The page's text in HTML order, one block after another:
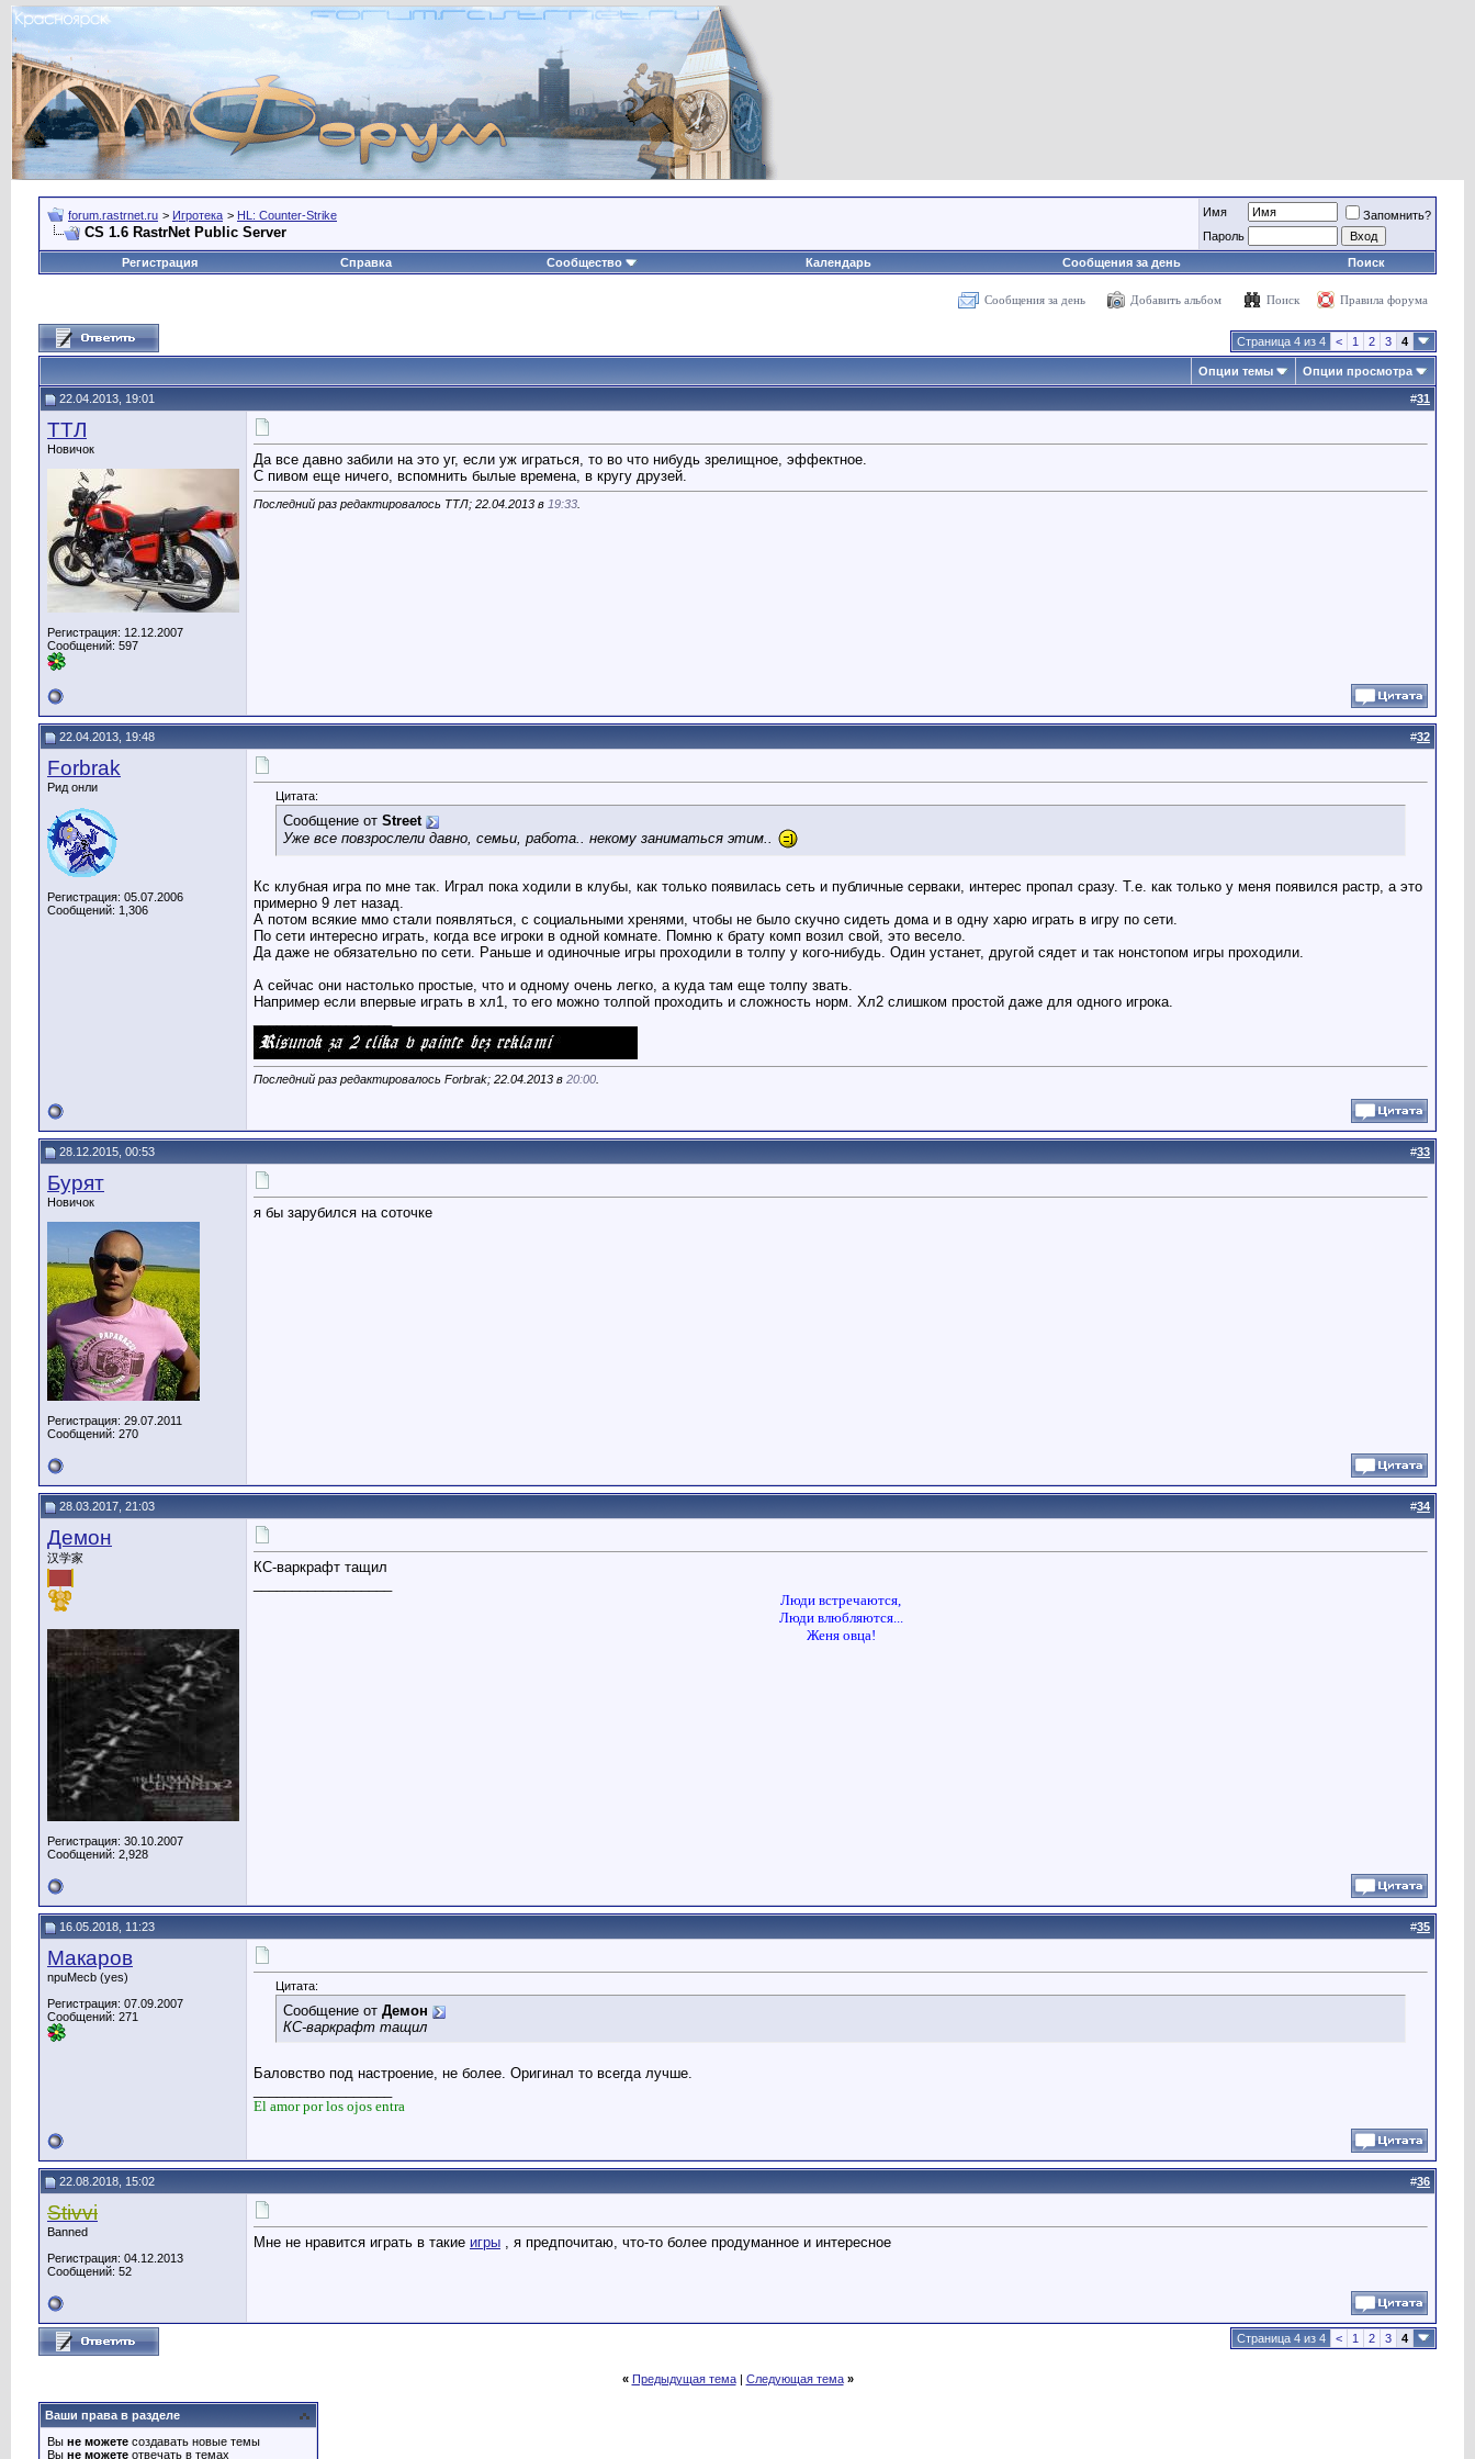
forum.rastrnet.ru > Игротека > HL: Counter-Strike
CS 1.6 RastrNet Public Server
Имя
Запомнить?
Пароль
Регистрация
Справка Сообщество Календарь Сообщения за день Поиск
Сообщения за день Добавить альбом Поиск Правила форума
Страница 4 из 4 < 1 2 3 4
Опции темы Опции просмотра
22.04.2013, 19:01 #31
TTЛ
Новичок
Регистрация: 12.12.2007
Сообщений: 597
Да все давно забили на это уг, если уж играться, то во что нибудь зрелищное, эффектное.
С пивом еще ничего, вспомнить былые времена, в кругу друзей.
Последний раз редактировалось TTЛ; 22.04.2013 в 19:33
22.04.2013, 19:48 #32
Forbrak
Рид онли
Регистрация: 05.07.2006
Сообщений: 1,306
Цитата:
Сообщение от Street
Уже все повзрослели давно, семьи, работа.. некому заниматься этим..
Кс клубная игра по мне так. Играл пока ходили в клубы, как только появилась сеть и публичные серваки, интерес пропал сразу. Т.е. как только у меня появился растр, а это
примерно 9 лет назад.
А потом всякие ммо стали появляться, с социальными хренями, чтобы не было скучно сидеть дома и в одну харю играть в игру по сети.
По сети интересно играть, когда все игроки в одной комнате. Помню к брату комп возил свой, это весело.
Да даже не обязательно по сети. Раньше и одиночные игры проходили в толпу у кого-нибудь. Один устанет, другой сядет и так нонстопом игры проходили.
А сейчас они настолько простые, что и одному очень легко, а куда там еще толпу звать.
Например если впервые играть в хл1, то его можно толпой проходить и сложность норм. Хл2 слишком простой даже для одного игрока.
Последний раз редактировалось Forbrak; 22.04.2013 в 20:00
28.12.2015, 00:53 #33
Бурят
Новичок
Регистрация: 29.07.2011
Сообщений: 270
я бы зарубился на соточке
28.03.2017, 21:03 #34
Демон
汉学家
Регистрация: 30.10.2007
Сообщений: 2,928
КС-варкрафт тащил
Люди встречаются,
Люди влюбляются...
Женя овца!
16.05.2018, 11:23 #35
Макаров
npuMecb (yes)
Регистрация: 07.09.2007
Сообщений: 271
Цитата:
Сообщение от Демон
КС-варкрафт тащил
Баловство под настроение, не более. Оригинал то всегда лучше.
El amor por los ojos entra
22.08.2018, 15:02 #36
Stivvi
Banned
Регистрация: 04.12.2013
Сообщений: 52
Мне не нравится играть в такие игры , я предпочитаю, что-то более продуманное и интересное
Страница 4 из 4 < 1 2 3 4
« Предыдущая тема| Следующая тема »
Ваши права в разделе
Вы не можете создавать новые темы
Вы не можете отвечать в темах